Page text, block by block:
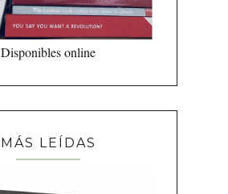
Disponibles online
MÁS LEÍDAS